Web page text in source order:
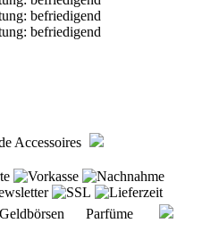
Accessoires
Parfüme